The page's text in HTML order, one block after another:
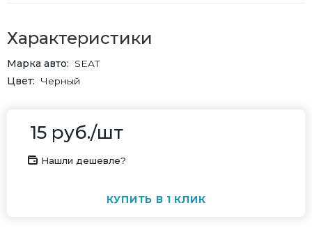
Характеристики
Марка авто
SEAT
Цвет
Черный
15 руб./шт
Нашли дешевле?
КУПИТЬ В 1 КЛИК